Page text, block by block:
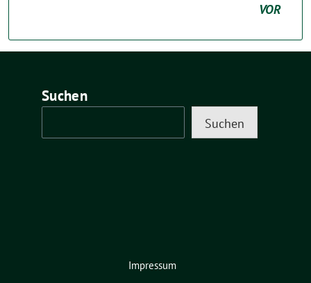
VOR
Suchen
Suchen
Impressum